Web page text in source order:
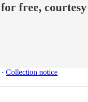
free,
∙ Collection notice